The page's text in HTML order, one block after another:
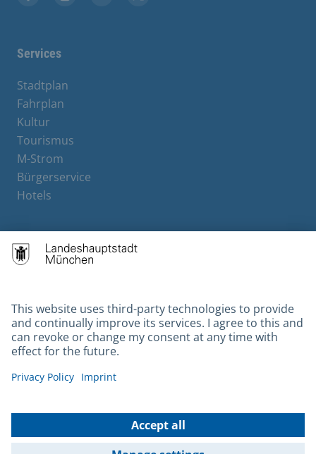
Services
Stadtplan
Fahrplan
Kultur
Tourismus
M-Strom
Bürgerservice
Hotels
Contact
Gebärdensprache
Datenschutz
Kontakt
© 2026 Portal München Betriebs GmbH & Co. KG - Ein Service der
Landeshauptstadt München und der Stadtwerke München GmbH